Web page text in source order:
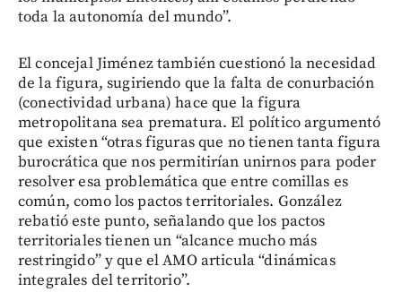
toda la autonomía del mundo”.
El concejal Jiménez también cuestionó la necesidad
de la figura, sugiriendo que la falta de conurbación
(conectividad urbana) hace que la figura
metropolitana sea prematura. El político argumentó
que existen “otras figuras que no tienen tanta figura
burocrática que nos permitirían unirnos para poder
resolver esa problemática que entre comillas es
común, como los pactos territoriales. González
rebatió este punto, señalando que los pactos
territoriales tienen un “alcance mucho más
restringido” y que el AMO articula “dinámicas
integrales del territorio”.